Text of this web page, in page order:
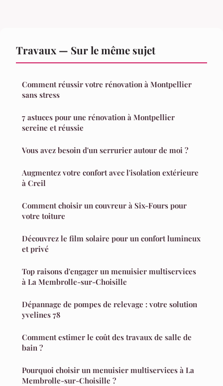
Travaux — Sur le même sujet
Comment réussir votre rénovation à Montpellier
sans stress
7 astuces pour une rénovation à Montpellier
sereine et réussie
Vous avez besoin d'un serrurier autour de moi ?
Augmentez votre confort avec l'isolation extérieure
à Creil
Comment choisir un couvreur à Six-Fours pour
votre toiture
Découvrez le film solaire pour un confort lumineux
et privé
Top raisons d'engager un menuisier multiservices
à La Membrolle-sur-Choisille
Dépannage de pompes de relevage : votre solution
yvelines 78
Comment estimer le coût des travaux de salle de
bain ?
Pourquoi choisir un menuisier multiservices à La
Membrolle-sur-Choisille ?